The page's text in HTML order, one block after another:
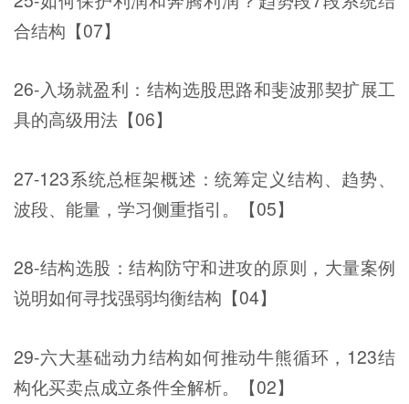
合结构【07】
26-入场就盈利：结构选股思路和斐波那契扩展工
具的高级用法【06】
27-123系统总框架概述：统筹定义结构、趋势、
波段、能量，学习侧重指引。【05】
28-结构选股：结构防守和进攻的原则，大量案例
说明如何寻找强弱均衡结构【04】
29-六大基础动力结构如何推动牛熊循环，123结
构化买卖点成立条件全解析。【02】